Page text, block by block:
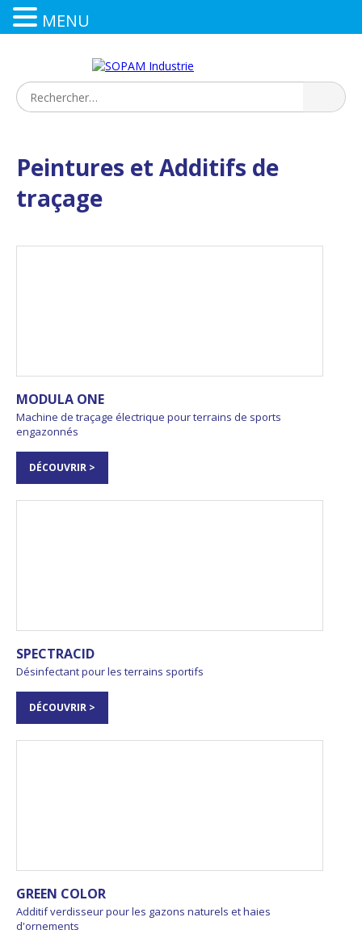
Peintures et Additifs de
traçage
MODULA ONE
Machine de traçage électrique pour terrains de sports
engazonnés
DÉCOUVRIR >
SPECTRACID
Désinfectant pour les terrains sportifs
DÉCOUVRIR >
GREEN COLOR
Additif verdisseur pour les gazons naturels et haies
d'ornements
MENU